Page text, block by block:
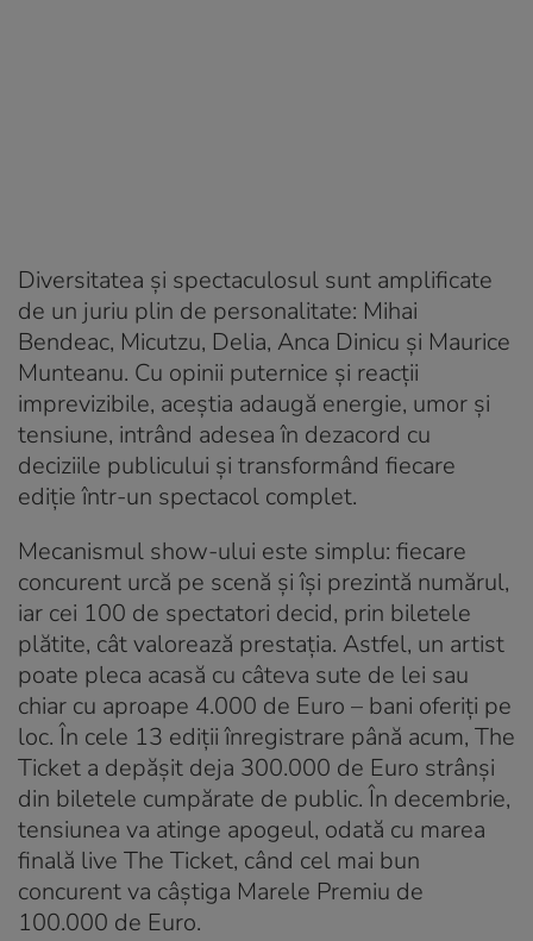
Diversitatea și spectaculosul sunt amplificate
de un juriu plin de personalitate: Mihai
Bendeac, Micutzu, Delia, Anca Dinicu și Maurice
Munteanu. Cu opinii puternice și reacții
imprevizibile, aceștia adaugă energie, umor și
tensiune, intrând adesea în dezacord cu
deciziile publicului și transformând fiecare
ediție într-un spectacol complet.
Mecanismul show-ului este simplu: fiecare
concurent urcă pe scenă și își prezintă numărul,
iar cei 100 de spectatori decid, prin biletele
plătite, cât valorează prestația. Astfel, un artist
poate pleca acasă cu câteva sute de lei sau
chiar cu aproape 4.000 de Euro – bani oferiți pe
loc. În cele 13 ediții înregistrare până acum, The
Ticket a depășit deja 300.000 de Euro strânși
din biletele cumpărate de public. În decembrie,
tensiunea va atinge apogeul, odată cu marea
finală live The Ticket, când cel mai bun
concurent va câștiga Marele Premiu de
100.000 de Euro.